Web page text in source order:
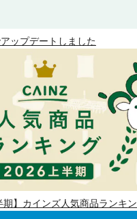
ップデートしました
期】カインズ人気商品ランキ